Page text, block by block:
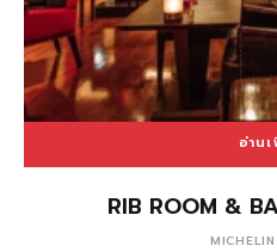
อ่าน
RIB ROOM &